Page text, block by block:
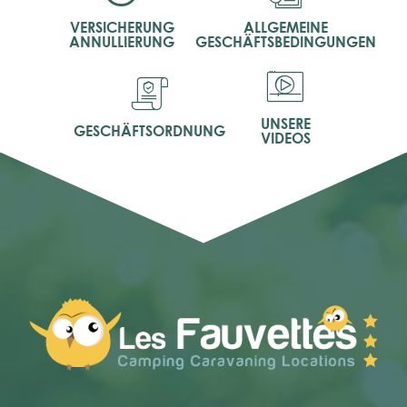
VERSICHERUNG
ANNULLIERUNG
ALLGEMEINE
GESCHÄFTSBEDINGUNGEN
GESCHÄFTSORDNUNG
UNSERE
VIDEOS